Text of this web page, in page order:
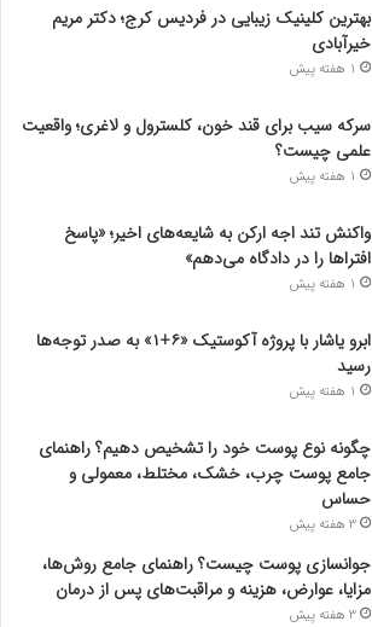
بهترین کلینیک زیبایی در فردیس کرج؛ دکتر مریم
خیرآبادی
1 هفته پیش
سرکه سیب برای قند خون، کلسترول و لاغری؛ واقعیت
علمی چیست؟
1 هفته پیش
واکنش تند اجه ارکن به شایعه‌های اخیر؛ «پاسخ
افتراها را در دادگاه می‌دهم»
1 هفته پیش
ابرو یاشار با پروژه آکوستیک «۶+۱» به صدر توجه‌ها
رسید
1 هفته پیش
چگونه نوع پوست خود را تشخیص دهیم؟ راهنمای
جامع پوست چرب، خشک، مختلط، معمولی و
حساس
3 هفته پیش
جوانسازی پوست چیست؟ راهنمای جامع روش‌ها،
مزایا، عوارض، هزینه و مراقبت‌های پس از درمان
3 هفته پیش